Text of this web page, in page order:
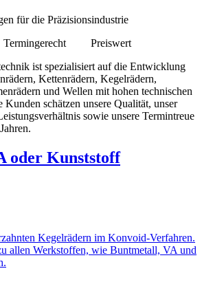
für die Präzisionsindustrie
Preiswert
ist spezialisiert auf die Entwicklung
Kettenrädern, Kegelrädern,
und Wellen mit hohen technischen
schätzen unsere Qualität, unser
sowie unsere Termintreue
oder Kunststoff
Kegelrädern im Konvoid-Verfahren.
allen Werkstoffen, wie Buntmetall, VA und